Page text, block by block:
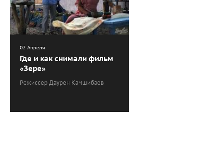
02 Апреля
Где и как снимали фильм
«Зере»
Режиссер Даурен Камшибаев